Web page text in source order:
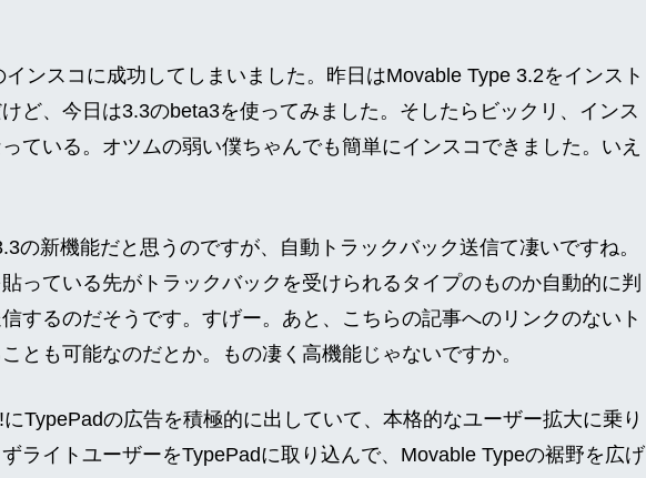
ンスコに成功してしまいました。昨日はMovable Type 3.2をインスト
ど、今日は3.3のbeta3を使ってみました。そしたらビックリ、インス
ている。オツムの弱い僕ちゃんでも簡単にインスコできました。いえ
の新機能だと思うのですが、自動トラックバック送信て凄いですね。
っている先がトラックバックを受けられるタイプのものか自動的に判
するのだそうです。すげー。あと、こちらの記事へのリンクのないト
とも可能なのだとか。もの凄く高機能じゃないですか。
TypePadの広告を積極的に出していて、本格的なユーザー拡大に乗り
ライトユーザーをTypePadに取り込んで、Movable Typeの裾野を広げ